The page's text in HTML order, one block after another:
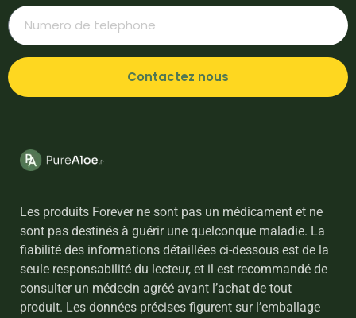
Contactez nous
Les produits Forever ne sont pas un médicament et ne
sont pas destinés à guérir une quelconque maladie. La
fiabilité des informations détaillées ci-dessous est de la
seule responsabilité du lecteur, et il est recommandé de
consulter un médecin agréé avant l’achat de tout
produit. Les données précises figurent sur l’emballage